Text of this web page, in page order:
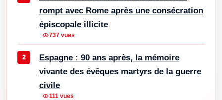
rompt avec Rome après une consécration
épiscopale illicite
737 vues
Espagne : 90 ans après, la mémoire
vivante des évêques martyrs de la guerre
civile
111 vues